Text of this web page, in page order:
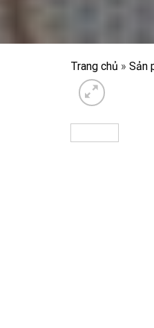
Trang chủ » Sản